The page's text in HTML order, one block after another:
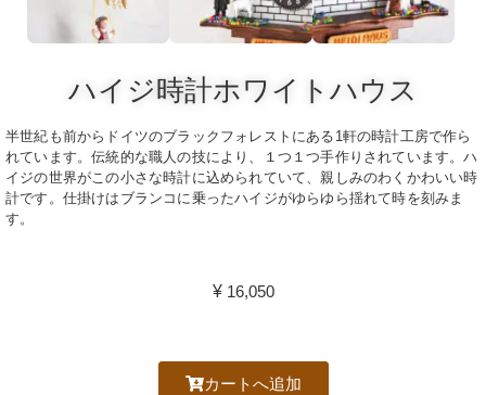
ハイジ時計ホワイトハウス
半世紀も前からドイツのブラックフォレストにある1軒の時計工房で作ら
れています。伝統的な職人の技により、１つ１つ手作りされています。ハ
イジの世界がこの小さな時計に込められていて、親しみのわくかわいい時
計です。仕掛けはブランコに乗ったハイジがゆらゆら揺れて時を刻みま
す。
¥ 16,050
カートへ追加